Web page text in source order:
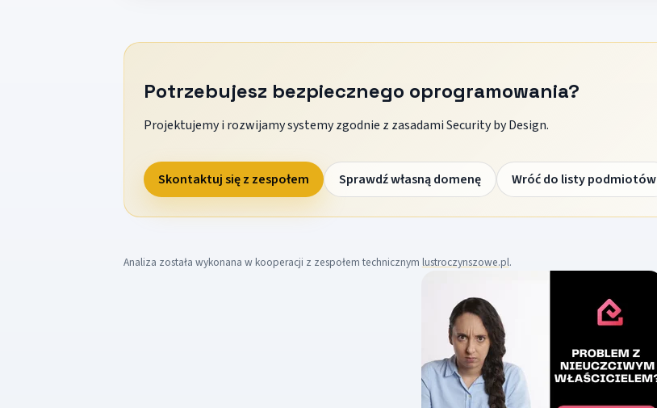
Potrzebujesz bezpiecznego oprogramowania?
Projektujemy i rozwijamy systemy zgodnie z zasadami Security by Design.
Skontaktuj się z zespołem Sprawdź własną domenę Wróć do listy podmiotów
Analiza została wykonana w kooperacji z zespołem technicznym lustroczynszowe.pl.